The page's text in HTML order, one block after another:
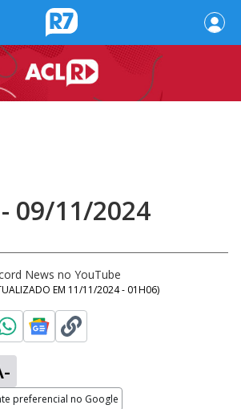
09/11/2024
News no YouTube
EM 11/11/2024 - 01H06)
preferencial no Google